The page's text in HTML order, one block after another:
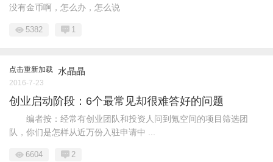
没有金币啊，怎么办，怎么说
5382 1
点击重新加载 水晶晶
2016-7-23
创业启动阶段：6个最常见却很难答好的问题
编者按：经常有创业团队和投资人问到氪空间的项目筛选团
队，你们是怎样从近万份入驻申请中 ...
6604 2